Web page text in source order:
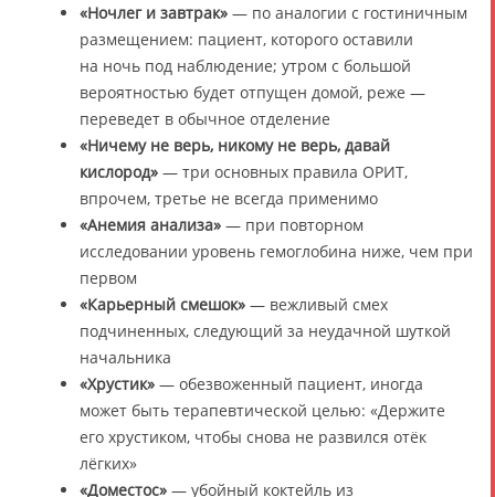
«Ночлег и завтрак» — по аналогии с гостиничным
размещением: пациент, которого оставили
на ночь под наблюдение; утром с большой
вероятностью будет отпущен домой, реже —
переведет в обычное отделение
«Ничему не верь, никому не верь, давай
кислород» — три основных правила ОРИТ,
впрочем, третье не всегда применимо
«Анемия анализа» — при повторном
исследовании уровень гемоглобина ниже, чем при
первом
«Карьерный смешок» — вежливый смех
подчиненных, следующий за неудачной шуткой
начальника
«Хрустик» — обезвоженный пациент, иногда
может быть терапевтической целью: «Держите
его хрустиком, чтобы снова не развился отёк
лёгких»
«Доместос» — убойный коктейль из